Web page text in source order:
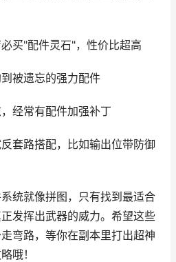
买"配件灵石"，性价比超高
被遗忘的强力配件
经常有配件加强补丁
套路搭配，比如输出位带防御
统就像拼图，只有找到最适合
发挥出武器的威力。希望这些
弯路，等你在副本里打出超神
哦！